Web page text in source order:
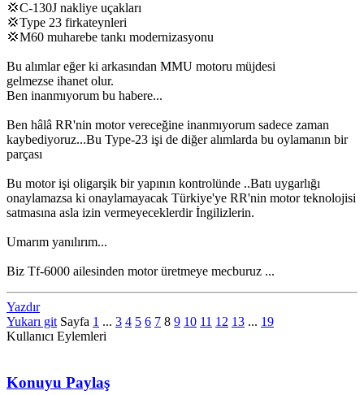
💢C-130J nakliye uçakları
💢Type 23 firkateynleri
💢M60 muharebe tankı modernizasyonu
Bu alımlar eğer ki arkasından MMU motoru müjdesi
gelmezse ihanet olur.
Ben inanmıyorum bu habere...
Ben hâlâ RR'nin motor vereceğine inanmıyorum sadece zaman
kaybediyoruz...Bu Type-23 işi de diğer alımlarda bu oylamanın bir
parçası
Bu motor işi oligarşik bir yapının kontrolünde ..Batı uygarlığı
onaylamazsa ki onaylamayacak Türkiye'ye RR'nin motor teknolojisi
satmasına asla izin vermeyeceklerdir İngilizlerin.
Umarım yanılırım...
Biz Tf-6000 ailesinden motor üretmeye mecburuz ...
Yazdır
Yukarı git Sayfa 1 ... 3 4 5 6 7 8 9 10 11 12 13 ... 19
Kullanıcı Eylemleri
Konuyu Paylaş